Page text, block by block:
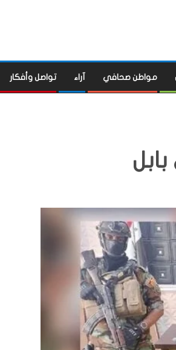
مواطن صحافي آراء تواصل وأفكار